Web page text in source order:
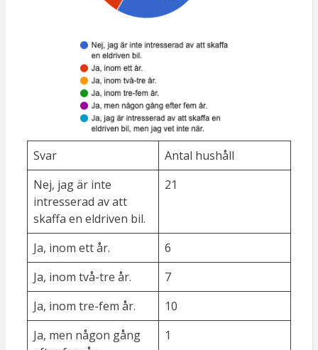
Svar
Antal hushåll
Nej, jag är inte
intresserad av att
skaffa en eldriven bil.
21
Ja, inom ett år.
6
Ja, inom två-tre år.
7
Ja, inom tre-fem år.
10
Ja, men någon gång
1